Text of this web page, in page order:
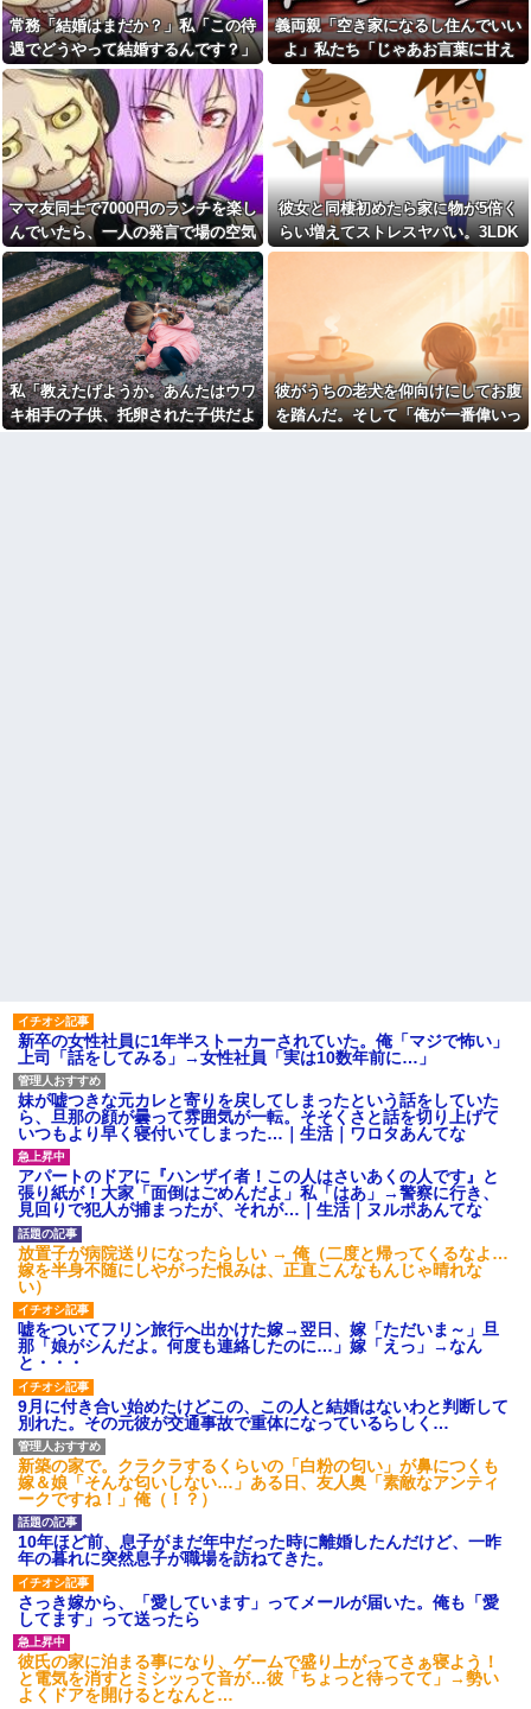
私には車いすの友人がいるん
だけど、無給で尽くすことに疲
れてしまった。自分のええかっ
こしいで、自分が潰れそう
妻の実家の前を通ると庭に大
きな穴が。びっくりして近寄る
と穴の中に嫁がいて...
コネで中途採用された取引先
の息子、常識がないどころかガ
チヤバい奴
離婚した元妻が突然失踪して
しまった。娘の母親でもある相
手だから放っておけず連絡を探
すことに…
おばさんの一人旅
【画像】アイドルのオフ会の
光景、レベチw w w w w w w w
w w w
【ファ！？】面接官「日本に
刀鍛冶は何人いるか推定してく
ださい」 俺「188人です」 面
接官「どういう風に考えました
か？」 俺「知ってました」→
後続車にクラクションを鳴ら
され彼氏が逆切れ。「何クラク
ション鳴らしてんだ！降りてこ
いよ！」と怒鳴りだし...
【衝撃】報酬100万円超の治験
募集がこちらｗｗｗｗｗ(※画像
あり)
【ネット騒然】惨殺されたタ
ワマン頂き女子のこの動画、す
げえええええｗｗｗｗｗｗｗｗ
ｗｗｗ
【愕然】白のクラウン俺氏、
高速道路左車線を制限速度で走
った結果wwwwwwwwwwww
百年の恋12-899 食べた量を
張り合ってくる
【悲報】佐藤輝明・・・２軍
でも盛大にやらかす←あまり悲
しませないでくれ
日頃から「泥棒の9割は韓国
人」と嫌韓発言を繰り返すト
メ！冬ソナにハマり私のヨン様
グッズを勝手に持ち出したの
で、トメ自身の「あの自論」で
撃退したったｗｗ←矛盾だらけ
のトメにブーメラン刺さりまく
【復縁】20年越しの感動再
婚！嫁の涙のワケとは？ｗｗｗ
ｗ
【ドン引き】嫁に介護押しつ
けてたら家追い出されて更地に
された話…
妻の浮氣が発覚。俺「離婚
だ」妻の謝罪と子供の願いに根
負けして再構築し、２週間後に
また浮気。俺「今度こそ離婚
だ」妻「離婚するなら飛び降り
る！」俺「ご自由に＾＾」→結
果
【衝撃】同日の同時刻に病気
の男性と事故の男性が救急搬送
されて来た。最初に運ばれて来
常務「結婚はまだか？」私「この待
遇でどうやって結婚するんです？」
→飲み会で本音を返したら場が静ま
り返って…
義両親「空き家になるし住んでいい
よ」私たち「じゃあお言葉に甘え
て…」→引っ越した途端、予想外の
出来事が待っていて…
ママ友同士で7000円のランチを楽し
んでいたら、一人の発言で場の空気
が凍りついた。その理由とは…
彼女と同棲初めたら家に物が5倍く
らい増えてストレスヤバい。3LDK
で余裕だろと思ってたけど全部埋め
やがった
私「教えたげようか。あんたはウワ
キ相手の子供、托卵された子供だよ
彼がうちの老犬を仰向けにしてお腹
を踏んだ。そして「俺が一番偉いっ
新卒の女性社員に1年半ストーカーされていた。俺「マジで怖い」
上司「話をしてみる」→女性社員「実は10数年前に…」
妹が嘘つきな元カレと寄りを戻してしまったという話をしていた
ら、旦那の顔が曇って雰囲気が一転。そそくさと話を切り上げて
いつもより早く寝付いてしまった…｜生活｜ワロタあんてな
アパートのドアに『ハンザイ者！この人はさいあくの人です』と
張り紙が！大家「面倒はごめんだよ」私「はあ」→警察に行き、
見回りで犯人が捕まったが、それが…｜生活｜ヌルポあんてな
放置子が病院送りになったらしい → 俺（二度と帰ってくるなよ…
嫁を半身不随にしやがった恨みは、正直こんなもんじゃ晴れな
い）
嘘をついてフリン旅行へ出かけた嫁→翌日、嫁「ただいま～」旦
那「娘がシんだよ。何度も連絡したのに…」嫁「えっ」→なん
と・・・
9月に付き合い始めたけどこの、この人と結婚はないわと判断して
別れた。その元彼が交通事故で重体になっているらしく…
新築の家で。クラクラするくらいの「白粉の匂い」が鼻につくも
嫁＆娘「そんな匂いしない…」ある日、友人奥「素敵なアンティ
ークですね！」俺（！？）
10年ほど前、息子がまだ年中だった時に離婚したんだけど、一昨
年の暮れに突然息子が職場を訪ねてきた。
さっき嫁から、「愛しています」ってメールが届いた。俺も「愛
してます」って送ったら
彼氏の家に泊まる事になり、ゲームで盛り上がってさぁ寝よう！
と電気を消すとミシッって音が…彼「ちょっと待ってて」→勢い
よくドアを開けるとなんと…